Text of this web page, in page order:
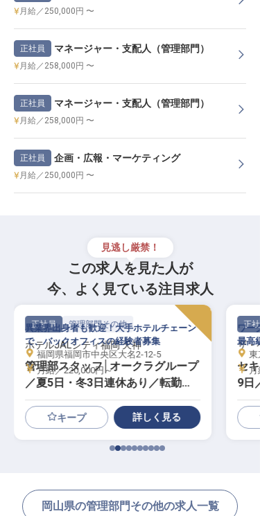
月給／250,000円 〜
正社員 マネージャー・支配人（管理部門）
月給／258,000円 〜
正社員 マネージャー・支配人（管理部門）
月給／258,000円 〜
正社員 企画・広報・マーケティング
月給／250,000円 〜
見逃し厳禁！
この求人を見た人が
今、よく見ている注目求人
正社員 管理部門その他
ホテルJALシティ福岡 天神
管理部スタッフ│オークラグループ
／夏5日・冬3日連休あり／転勤な
し
異業界出身者も歓迎！大手ホテルチェーン
で、バックオフィスの経験者募集
福岡県福岡市中央区大名2-12-5
月給／220,000円～
キープ 詳しく見る
正社
ザ・
セ
9日
実
ワー
最高
東
月
岡山県の管理部門その他の求人一覧